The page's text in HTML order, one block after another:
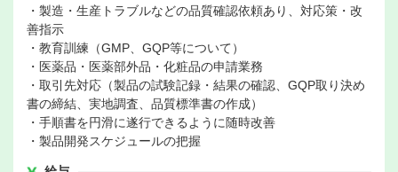
・製造・生産トラブルなどの品質確認依頼あり、対応策・改
善指示
・教育訓練（GMP、GQP等について）
・医薬品・医薬部外品・化粧品の申請業務
・取引先対応（製品の試験記録・結果の確認、GQP取り決め
書の締結、実地調査、品質標準書の作成）
・手順書を円滑に遂行できるように随時改善
・製品開発スケジュールの把握